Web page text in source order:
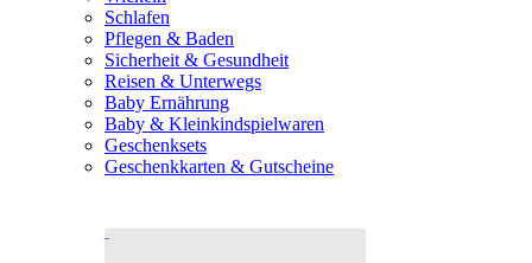
Schlafen
Pflegen & Baden
Sicherheit & Gesundheit
Reisen & Unterwegs
Baby Ernährung
Baby & Kleinkindspielwaren
Geschenksets
Geschenkkarten & Gutscheine